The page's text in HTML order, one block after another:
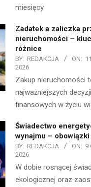
miesięcy
Zadatek a zaliczka
nieruchomości –
różnice
BY: REDAKCJA ON:
2026
Zakup nieruchomości
najważniejszych decyzji
finansowych w życiu
Świadectwo
wynajmu – obowiązki
BY: REDAKCJA ON: 9
2026
W dobie rosnącej
ekologicznej oraz